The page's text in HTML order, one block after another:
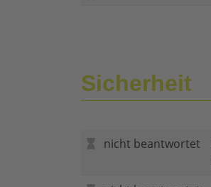
Sicherheit
nicht beantwortet